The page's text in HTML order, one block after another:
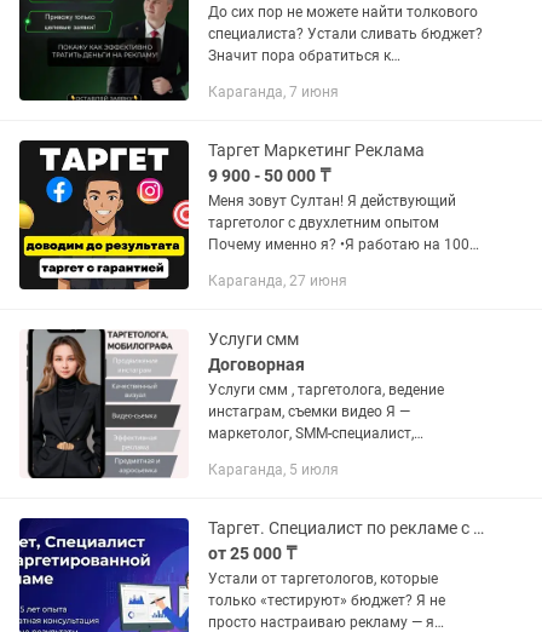
До сих пор не можете найти толкового
специалиста? Устали сливать бюджет?
Значит пора обратиться к
действующий Meta-Таргетолог с
Караганда, 7 июня
Таргет Маркетинг Реклама
9 900 - 50 000 ₸
Меня зовут Султан! Я действующий
таргетолог с двухлетним опытом
Почему именно я? •Я работаю на 100%
честность •Всегда на связи •Если
Караганда, 27 июня
Услуги смм
Договорная
Услуги смм , таргетолога, ведение
инстаграм, съемки видео Я —
маркетолог, SMM-специалист,
лице, а также действующий
как работать с...
Караганда, 5 июля
Таргет. Специалист по рекламе с опытом более 5 лет.
от 25 000 ₸
Устали от таргетологов, которые
только «тестируют» бюджет? Я не
просто настраиваю рекламу — я